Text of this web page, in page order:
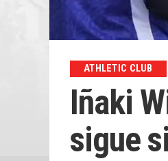
ATHLETIC CLUB
Iñaki
sigue